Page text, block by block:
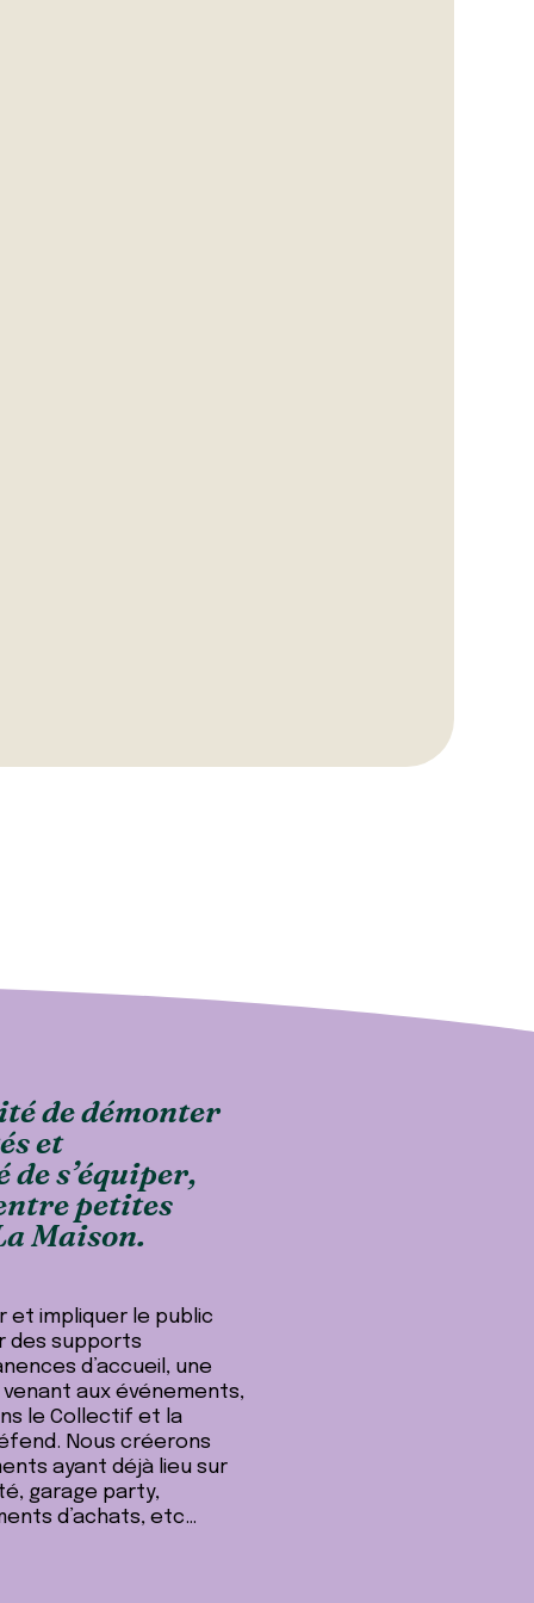
de démonter
et
s’équiper,
petites
Maison.
et impliquer le public
des supports
d’accueil, une
venant aux événements,
le Collectif et la
Nous créerons
ayant déjà lieu sur
garage party,
d’achats, etc…